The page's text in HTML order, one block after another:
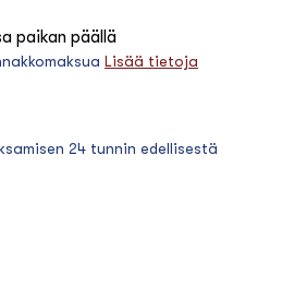
paikan päällä
Lisää tietoja
24 tunnin edellisestä